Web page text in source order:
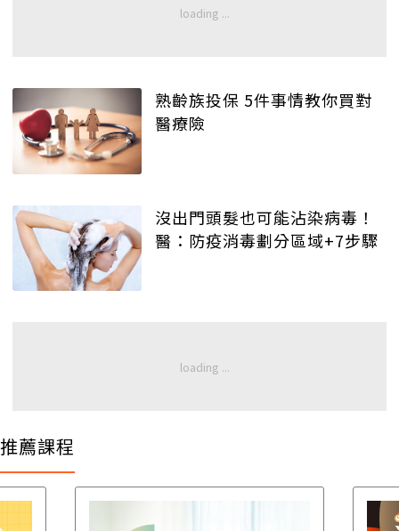
熟齡族投保 5件事情教你買對
醫療險
沒出門頭髮也可能沾染病毒！
醫：防疫消毒劃分區域+7步驟
推薦課程